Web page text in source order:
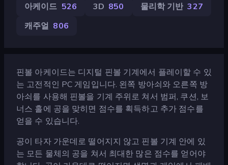
아케이드 526 3D 850 물리학 기반 327
캐주얼 806
핀볼 아케이드는 디지털 핀볼 기계에서 플레이할 수 있
는 고전적인 PC 게임입니다. 왼쪽 방아쇠와 오른쪽 방
아쇠를 사용해 핀볼을 기계 주위로 쳐서 범퍼, 쿠션, 보
너스 홀에 공을 맞히면 점수를 획득하고 추가 점수를
얻을 수 있습니다.
공이 타자 가운데로 떨어지지 않고 핀볼 기계 안에 있
는 모든 물체의 공을 쳐서 최대한 많은 점수를 얻어야